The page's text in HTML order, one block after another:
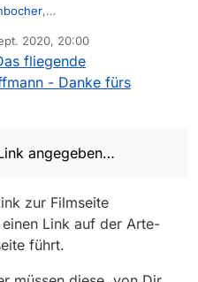
(z.B.
die Suche
gesagt - nur das
Einstiegsseiten verlinkt
,
de/videos/099343-000-
klassenzimmer-von-kurt-
2020, 20:00
fliegende
- Danke fürs
angegeben…
zur Filmseite
Link auf der Arte-
führt.